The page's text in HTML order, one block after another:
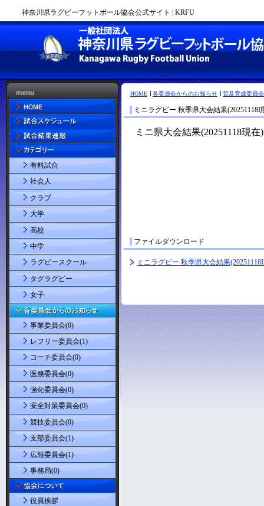
神奈川県ラグビーフットボール協会公式サイト | KRFU
HOME 各委員会からのお知らせ 普及育成委員会
ミニラグビー 秋季県大会結果(20251118
ファイルダウンロード
ミニラグビー 秋季県大会結果(20251118
有料試合
社会人
クラブ
大学
高校
中学
ラグビースクール
タグラグビー
女子
事業委員会(0)
レフリー委員会(1)
コーチ委員会(0)
医務委員会(0)
強化委員会(0)
安全対策委員会(0)
競技委員会(0)
支部委員会(1)
広報委員会(1)
事務局(0)
役員挨拶